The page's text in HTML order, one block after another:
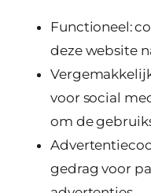
Functioneel:
deze website
voor social
om de
gedrag voor